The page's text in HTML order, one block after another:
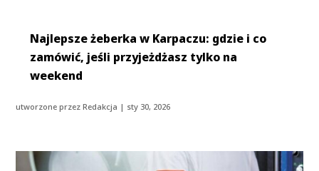
Najlepsze żeberka w Karpaczu: gdzie i co
zamówić, jeśli przyjeżdżasz tylko na
weekend
utworzone przezRedakcja | sty 30, 2026